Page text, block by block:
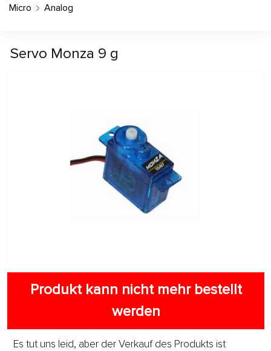
Micro
Analog
Servo Monza 9 g
Produkt kann nicht mehr bestellt
werden
Es tut uns leid, aber der Verkauf des Produkts ist